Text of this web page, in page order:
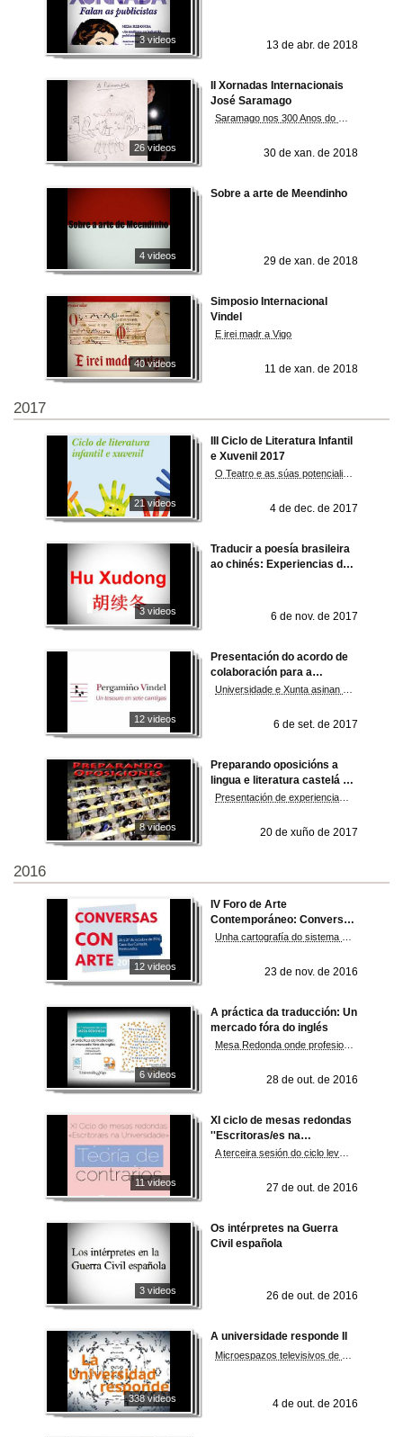
3 videos 13 de abr. de 2018
26 videos
II Xornadas Internacionais
José Saramago
30 de xan. de 2018
4 videos
Sobre a arte de Meendinho
29 de xan. de 2018
40 videos
Simposio Internacional
Vindel
E irei madr a Vigo
11 de xan. de 2018
2017
21 videos
III Ciclo de Literatura Infantil
e Xuvenil 2017
4 de dec. de 2017
3 videos
Traducir a poesía brasileira
ao chinés: Experiencias dun
6 de nov. de 2017
12 videos
Presentación do acordo de
colaboración para a
realización de actividades
Pergamiño Vindel a Vigo
6 de set. de 2017
8 videos
Preparando oposicións a
lingua e literatura castelá en
secundaria
20 de xuño de 2017
2016
12 videos
IV Foro de Arte
Contemporáneo: Conversas
con Arte
23 de nov. de 2016
6 videos
A práctica da traducción: Un
mercado fóra do inglés
28 de out. de 2016
11 videos
XI ciclo de mesas redondas
''Escritoras/es na
Universidade''
27 de out. de 2016
3 videos
Os intérpretes na Guerra
Civil española
26 de out. de 2016
338 videos
A universidade responde II
4 de out. de 2016